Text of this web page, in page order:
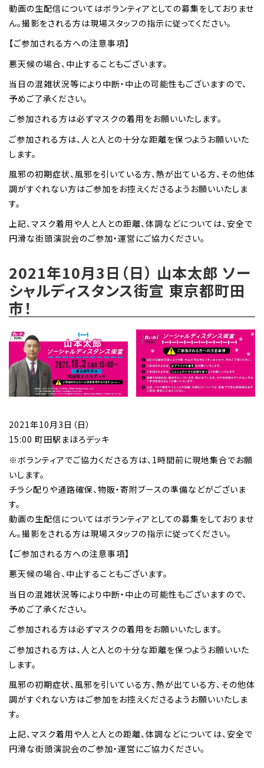
動画の生配信についてはボランティアとしての募集をしておりませ
ん。撮影をされる方は現場スタッフの指示に従ってください。
【ご参加される方への注意事項】
悪天候の場合、中止することもございます。
当日の混雑状況等により中断・中止の可能性もございますので、
予めご了承ください。
ご参加される方は必ずマスクの着用をお願いいたします。
ご参加される方は、人と人との十分な距離を保つようお願いいた
します。
風邪の初期症状、風邪を引いている方、熱が出ている方、その他体
調がすぐれない方はご参加をお控えくださるようお願いいたしま
す。
上記、マスク着用や人と人との距離、体調などについては、安全で
円滑な街頭演説会のご参加・運営にご協力ください。
2021年10月3日（日） 山本太郎 ソー
シャルディスタンス街宣 東京都町田
市！
2021年10月3日（日）
15:00 町田駅まほろデッキ
※ボランティアでご協力くださる方は、1時間前に現地集合でお願
いします。
チラシ配りや通路確保、物販・寄附ブースの準備などがございま
す。
動画の生配信についてはボランティアとしての募集をしておりませ
ん。撮影をされる方は現場スタッフの指示に従ってください。
【ご参加される方への注意事項】
悪天候の場合、中止することもございます。
当日の混雑状況等により中断・中止の可能性もございますので、
予めご了承ください。
ご参加される方は必ずマスクの着用をお願いいたします。
ご参加される方は、人と人との十分な距離を保つようお願いいた
します。
風邪の初期症状、風邪を引いている方、熱が出ている方、その他体
調がすぐれない方はご参加をお控えくださるようお願いいたしま
す。
上記、マスク着用や人と人との距離、体調などについては、安全で
円滑な街頭演説会のご参加・運営にご協力ください。